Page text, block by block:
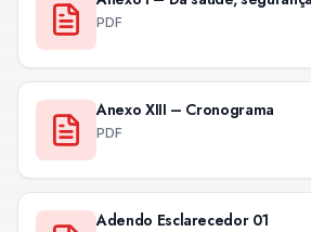
PDF
Anexo XIII – Cronograma
PDF
Adendo Esclarecedor 01